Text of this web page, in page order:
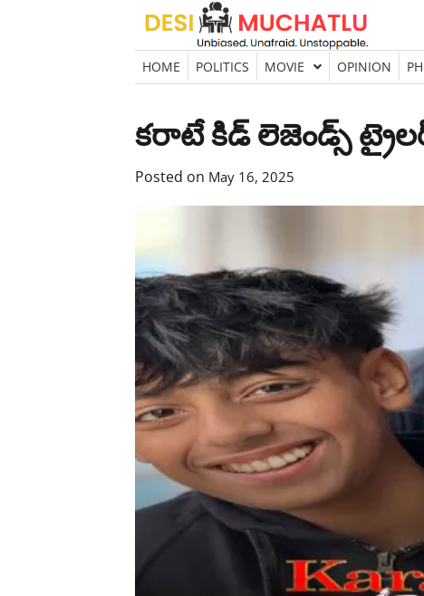
Skip
content
HOME POLITICS MOVIE OPINION
కరాటే కిడ్ లెజెండ్స్
Posted on May 16, 2025